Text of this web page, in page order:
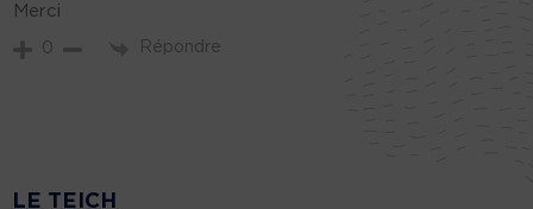
Merci
0 Répondre
LE TEICH